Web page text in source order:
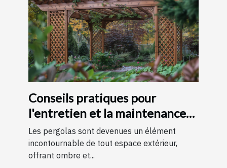
Conseils pratiques pour
l'entretien et la maintenance
des pergolas
Les pergolas sont devenues un élément
incontournable de tout espace extérieur,
offrant ombre et...